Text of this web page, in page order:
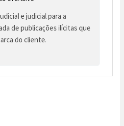
e judicial para a
de publicações ilícitas que
do cliente.